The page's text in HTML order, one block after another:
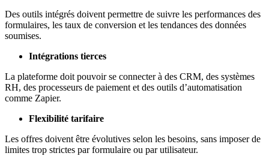
Des outils intégrés doivent permettre de suivre les performances des
formulaires, les taux de conversion et les tendances des données
soumises.
Intégrations tierces
La plateforme doit pouvoir se connecter à des CRM, des systèmes
RH, des processeurs de paiement et des outils d’automatisation
comme Zapier.
Flexibilité tarifaire
Les offres doivent être évolutives selon les besoins, sans imposer de
limites trop strictes par formulaire ou par utilisateur.